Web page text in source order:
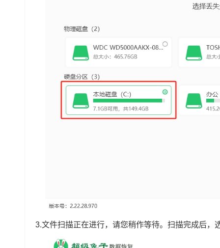
3.文件扫描正在进行，请您稍作等待。扫描完成后，